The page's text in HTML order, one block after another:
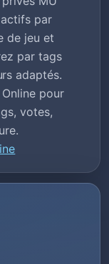
par
de jeu et
par tags
adaptés.
pour
votes,